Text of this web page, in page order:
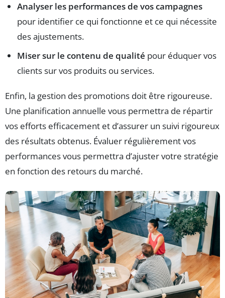
Analyser les performances de vos campagnes
pour identifier ce qui fonctionne et ce qui nécessite
des ajustements.
Miser sur le contenu de qualité pour éduquer vos
clients sur vos produits ou services.
Enfin, la gestion des promotions doit être rigoureuse.
Une planification annuelle vous permettra de répartir
vos efforts efficacement et d’assurer un suivi rigoureux
des résultats obtenus. Évaluer régulièrement vos
performances vous permettra d’ajuster votre stratégie
en fonction des retours du marché.